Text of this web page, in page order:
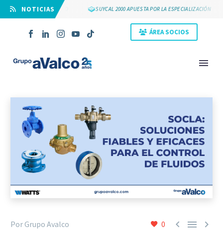
⠀NOTICIAS
AÑOS DE GRUPO AVALCO SUYCAL 2000 APUESTA POR LA ESPECIALIZACIÓN
ÁREA SOCIOS
0   
Por Grupo Avalco